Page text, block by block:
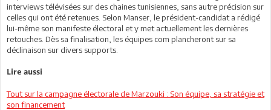
interviews télévisées sur des chaines tunisiennes, sans autre précision sur
celles qui ont été retenues. Selon Manser, le président-candidat a rédigé
lui-même son manifeste électoral et y met actuellement les dernières
retouches. Dès sa finalisation, les équipes com plancheront sur sa
déclinaison sur divers supports.
Lire aussi
Tout sur la campagne électorale de Marzouki : Son équipe, sa stratégie et
son financement